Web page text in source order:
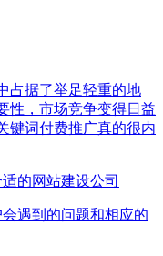
占据了举足轻重的地
性，市场竞争变得日益
键词付费推广真的很内
的网站建设公司
遇到的问题和相应的